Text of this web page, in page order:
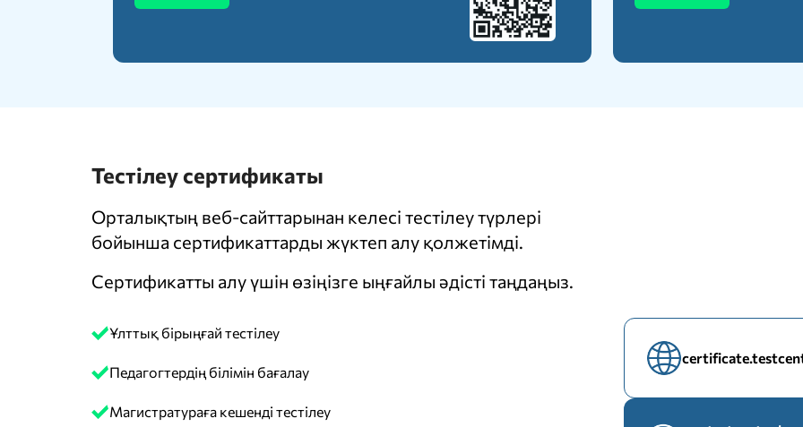
Тестілеу сертификаты
Орталықтың веб-сайттарынан келесі тестілеу түрлері
бойынша сертификаттарды жүктеп алу қолжетімді.
Сертификатты алу үшін өзіңізге ыңғайлы әдісті таңдаңыз.
Ұлттық бірыңғай тестілеу
Педагогтердің білімін бағалау
Магистратураға кешенді тестілеу